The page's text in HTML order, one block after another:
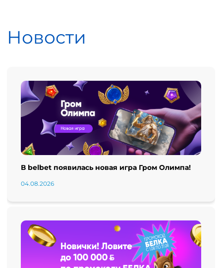
Новости
В belbet появилась новая игра Гром Олимпа!
04.08.2026